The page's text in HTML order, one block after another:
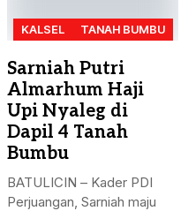
KALSEL TANAH BUMBU
Sarniah Putri
Almarhum Haji
Upi Nyaleg di
Dapil 4 Tanah
Bumbu
BATULICIN – Kader PDI
Perjuangan, Sarniah maju